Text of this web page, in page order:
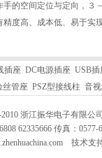
手的空间定位与定向，３
精度高、成本低、易于实
插座 DC电源插座 USB插
丝管座 PSZ型接线柱 音
浙江振华电子有限
62335666 传真：
技术支